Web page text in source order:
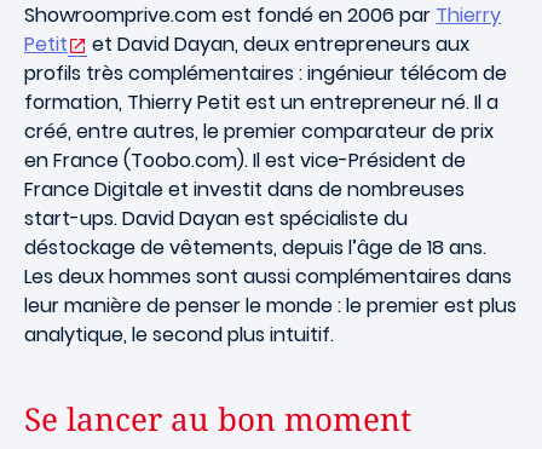
Showroomprive.com est fondé en 2006 par Thierry
Petit
et David Dayan, deux entrepreneurs aux
profils très complémentaires : ingénieur télécom de
formation, Thierry Petit est un entrepreneur né. Il a
créé, entre autres, le premier comparateur de prix
en France (Toobo.com). Il est vice-Président de
France Digitale et investit dans de nombreuses
start-ups. David Dayan est spécialiste du
déstockage de vêtements, depuis l’âge de 18 ans.
Les deux hommes sont aussi complémentaires dans
leur manière de penser le monde : le premier est plus
analytique, le second plus intuitif.
Se lancer au bon moment